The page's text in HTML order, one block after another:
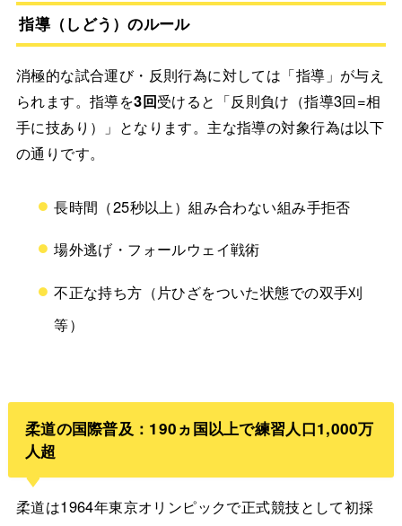
指導（しどう）のルール
消極的な試合運び・反則行為に対しては「指導」が与え
られます。指導を3回受けると「反則負け（指導3回=相
手に技あり）」となります。主な指導の対象行為は以下
の通りです。
長時間（25秒以上）組み合わない組み手拒否
場外逃げ・フォールウェイ戦術
不正な持ち方（片ひざをついた状態での双手刈
等）
柔道の国際普及：190ヵ国以上で練習人口1,000万
人超
柔道は1964年東京オリンピックで正式競技として初採